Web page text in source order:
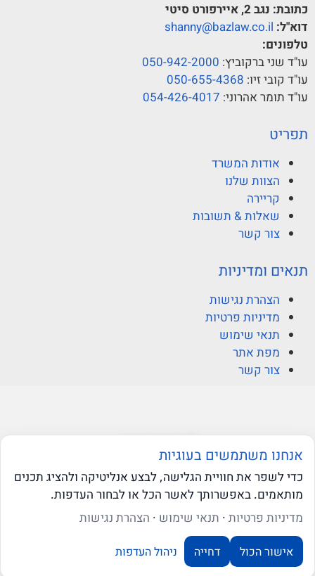
כתובת: נגב 2, איירפורט סיטי
דוא"ל: shanny@bazlaw.co.il
טלפונים:
עו"ד שני ברקוביץ: 050-942-2000
עו"ד קובי זיו: 050-655-4368
עו"ד תומר אהרוני: 054-426-4017
תפריט
אודות המשרד
הצוות שלנו
קריירה
שאלות & תשובות
צור קשר
תנאים ומדיניות
הצהרת נגישות
מדיניות פרטיות
תנאי שימוש
מפת אתר
צור קשר
© ברקוביץ אהרוני זיו
אנחנו משתמשים בעוגיות
כדי לשפר את חוויית הגלישה, לבצע אנליטיקה ולהציג תכנים
מותאמים. באפשרותך לאשר הכל או לבחור העדפות.
מדיניות פרטיות · תנאי שימוש · הצהרת נגישות
אישור הכול דחייה ניהול העדפות